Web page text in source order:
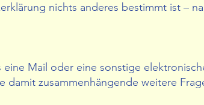
nichts anderes bestimmt ist –
Mail oder eine sonstige
zusammenhängende weitere